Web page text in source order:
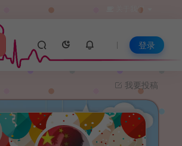
关于我们
登录
我要投稿